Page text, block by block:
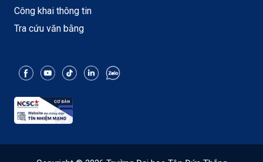
Công khai thông tin
Tra cứu văn bằng